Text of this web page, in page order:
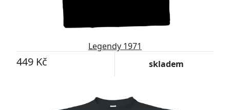
Legendy 1971
449 Kč skladem